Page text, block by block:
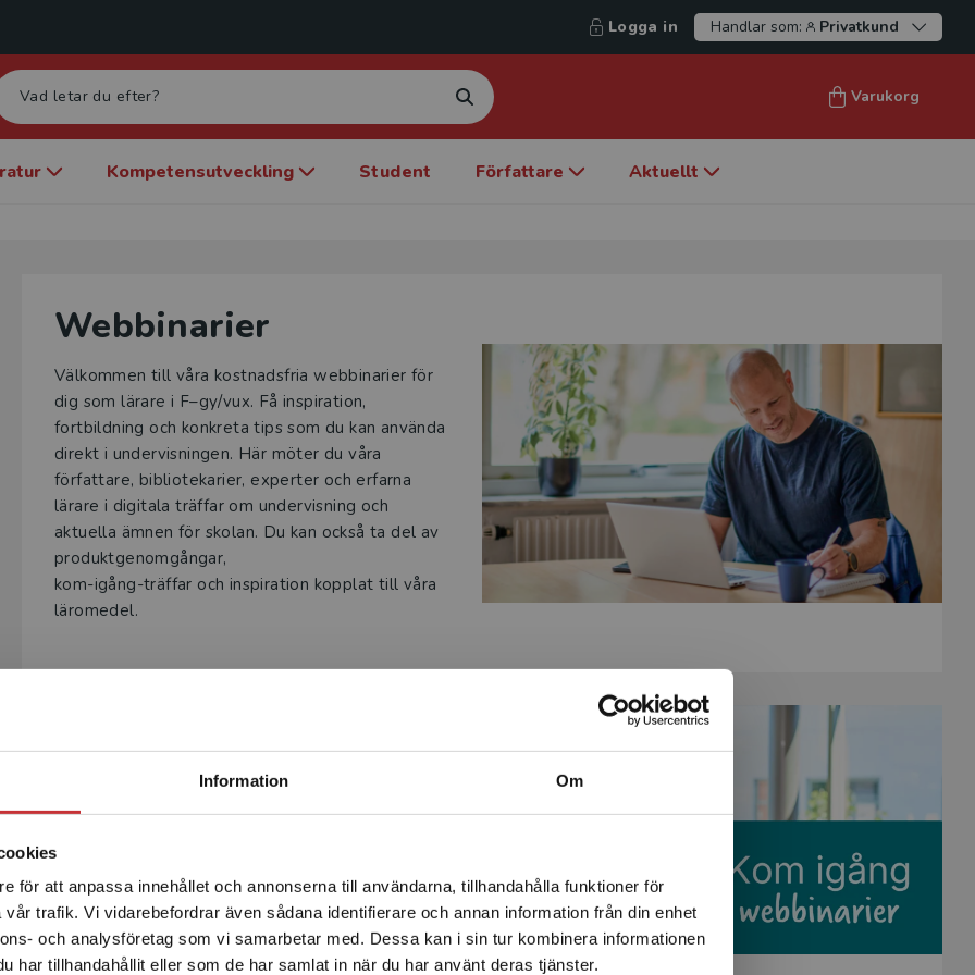
Information Om
för att anpassa innehållet och annonserna till användarna, tillhandahålla funktioner för
trafik. Vi vidarebefordrar även sådana identifierare och annan information från din enhet
och analysföretag som vi samarbetar med. Dessa kan i sin tur kombinera informationen
har tillhandahållit eller som de har samlat in när du har använt deras tjänster.
Begränsad fraktregion
Det verkar som att du besöker studentlitteratur.se via en
enhet utanför Sverige. Vi erbjuder inte leveranser utanför
Sverige. För att kunna slutföra ett köp måste
leveransadressen vara i Sverige.Läs mer
Logga in Handlar som: Privatkund
Varukorg
Kompetensutveckling Student Författare Aktuellt
Webbinarier
Välkommen till våra kostnadsfria webbinarier för
dig som lärare i F–gy/vux. Få inspiration,
fortbildning och konkreta tips som du kan använda
direkt i undervisningen. Här möter du våra
författare, bibliotekarier, experter och erfarna
lärare i digitala träffar om undervisning och
aktuella ämnen för skolan. Du kan också ta del av
produktgenomgångar,
kom-igång-träffar och inspiration kopplat till våra
läromedel.